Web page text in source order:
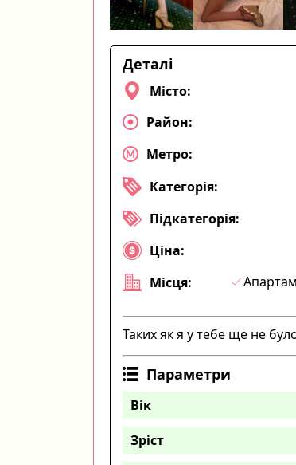
Деталі
Місто:
Район:
Метро:
Категорія:
Підкатегорія:
Ціна:
Місця:
Таких як я у тебе ще не
Параметри
Вік
Зріст